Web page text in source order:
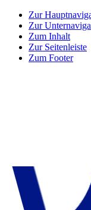
Zur
Zur
Zum Inhalt
Zur Seitenleiste
Zum Footer